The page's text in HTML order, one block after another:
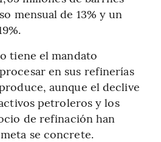
mensual de 13% y un
tiene el mandato
en sus refinerías
aunque el declive
petroleros y los
de refinación han
se concrete.